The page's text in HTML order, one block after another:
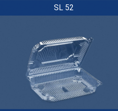
SL 52